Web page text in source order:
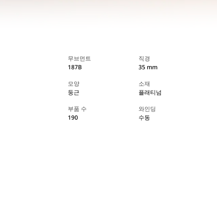
무브먼트
187B
직경
35 mm
모양
둥근
소재
플래티넘
부품 수
190
와인딩
수동